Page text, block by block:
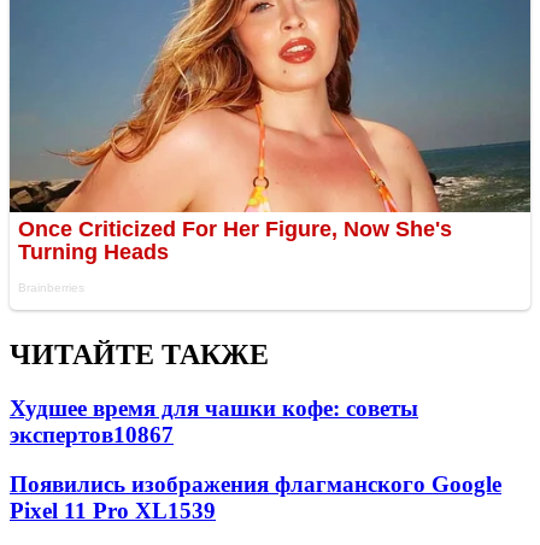
ЧИТАЙТЕ ТАКЖЕ
Худшее время для чашки кофе: советы
экспертов10867
Появились изображения флагманского Google
Pixel 11 Pro XL1539